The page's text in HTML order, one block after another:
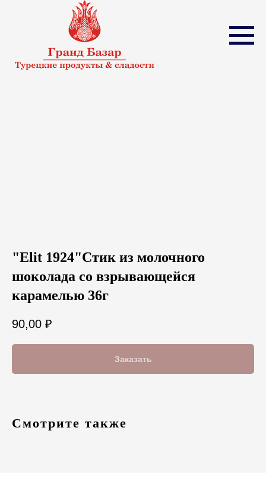
"Elit 1924"Стик из молочного
шоколада со взрывающейся
карамелью 36г
90,00 ₽
Заказать
Смотрите также